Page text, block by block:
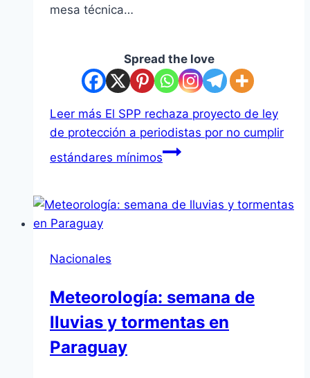
mesa técnica…
Spread the love
Leer más El SPP rechaza proyecto de ley
de protección a periodistas por no cumplir
estándares mínimos
Nacionales
Meteorología: semana de
lluvias y tormentas en
Paraguay